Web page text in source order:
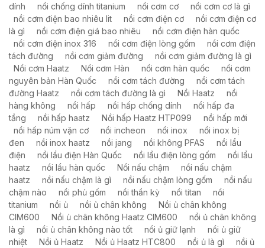
dính
nồi chống dính titanium nồi cơm cơ
nồi cơm cơ là gì
nồi cơm điện bao nhiêu lit
nồi cơm điện cơ
nồi cơm điện cơ
là gì
nồi cơm điện giá bao nhiêu
nồi cơm điện hàn quốc
nồi cơm điện inox 316
nồi cơm điện lòng gốm
nồi cơm điện
tách đường
nồi cơm giảm đường
nồi cơm giảm đường là gì
Nồi cơm Haatz
Nồi cơm Hàn nồi cơm hàn quốc
nồi cơm
nguyên bản Hàn Quốc
nồi cơm tách đường
nồi cơm tách
đường Haatz
nồi cơm tách đường là gì Nồi Haatz
nồi
hàng không
nồi hấp nồi hấp chống dính
nồi hấp đa
tầng
nồi hấp haatz Nồi hấp Haatz HTP099
nồi hấp mới
nồi hấp núm vặn cơ
nồi incheon nồi inox
nồi inox bị
đen
nồi inox haatz nồi jang nồi không PFAS
nồi lẩu
điện
nồi lẩu điện Hàn Quốc nồi lầu điện lòng gốm
nồi lẩu
haatz
nồi lẩu hàn quốc Nồi nấu chậm
nồi nấu chậm
haatz
nồi nấu chậm là gì nồi nấu chậm lòng gốm
nồi nấu
chậm nào
nồi phủ gốm nồi thần kỳ nồi titan
nồi
titanium
nồi ủ nồi ủ chân không
Nồi ủ chân không
CIM600
Nồi ủ chân không Haatz CIM600
nồi ủ chân không
là gì
nồi ủ chân không nào tốt nồi ủ giữ lạnh
nồi ủ giữ
nhiệt
Nồi ủ Haatz Nồi ủ Haatz HTC800 nồi ủ là gì
nồi ủ